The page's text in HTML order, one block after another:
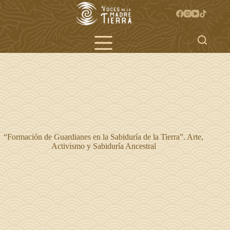
“Formación de Guardianes en la Sabiduría de la Tierra”. Arte,
Activismo y Sabiduría Ancestral